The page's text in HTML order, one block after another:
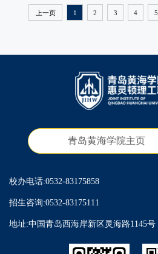
上一页 1 2 3 4 5
青岛黄海学院主页
校办电话:0532-83175858
招生咨询:0532-83175111
地址:中国青岛西海岸新区灵海路1145号